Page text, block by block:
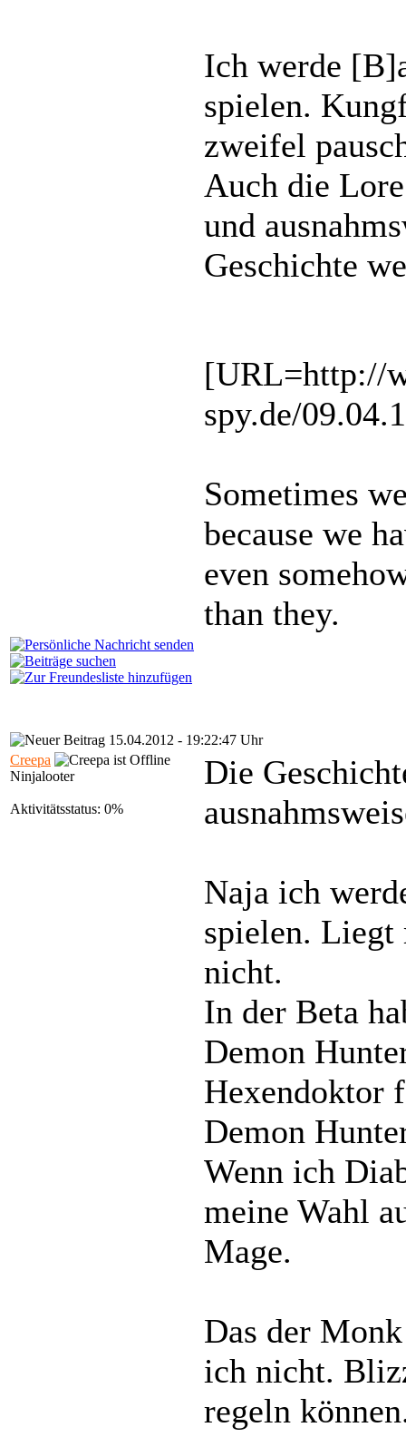
Ich werde
spielen.
zweifel
Auch die
und
Geschichte
[URL=http://
spy.de/
Sometimes
because we
even
than they.
15.04.2012 - 19:22:47 Uhr
Creepa
Ninjalooter
Aktivitätsstatus: 0%
Die
Naja ich
spielen.
nicht.
In der Beta
Demon
Hexendoktor
Demon
Wenn ich
meine Wahl
Mage.
Das der
ich nicht.
regeln